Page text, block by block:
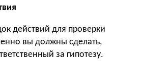
действий для проверки
вы должны сделать,
за гипотезу.